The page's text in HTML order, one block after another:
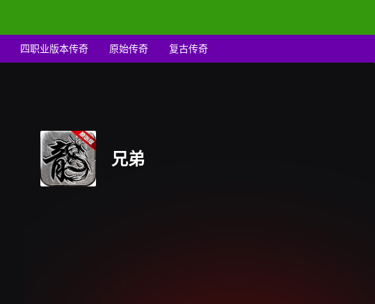
四职业版本传奇 原始传奇 复古传奇
兄弟